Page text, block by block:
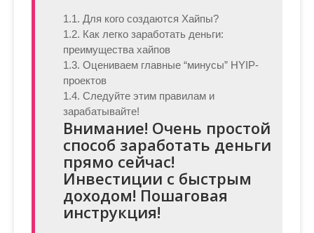
1.1. Для кого создаются Хайпы?
1.2. Как легко заработать деньги:
преимущества хайпов
1.3. Оцениваем главные “минусы” HYIP-
проектов
1.4. Следуйте этим правилам и
зарабатывайте!
Внимание! Очень простой
способ заработать деньги
прямо сейчас!
Инвестиции с быстрым
доходом! Пошаговая
инструкция!